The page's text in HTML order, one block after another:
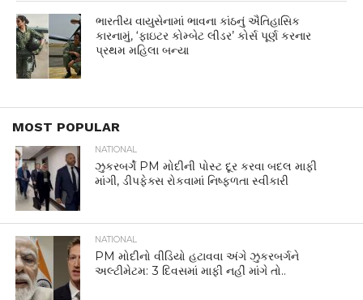
ભારતીય વાયુસેનામાં ભાવના કાંઠનું ઐતિહાસિક
કારનામું, ‘ફાઇટર કોમ્બેટ લીડર’ કોર્સ પૂર્ણ કરનાર
પ્રથમ મહિલા બન્યા
MOST POPULAR
NATIONAL
ઝુકરબર્ગે PM મોદીની પોસ્ટ દૂર કરવા બદલ માફી
માંગી, ડીપફેક્સ રોકવામાં નિષ્ફળતા સ્વીકારી
NATIONAL
PM મોદીનો વીડિયો હટાવવા અંગે ઝુકરબર્ગને
અલ્ટીમેટમ: 3 દિવસમાં માફી નહીં માંગે તો..